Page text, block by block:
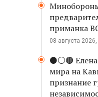
приманка
08 августа
⚫️⚪️🟤
мира на
признание